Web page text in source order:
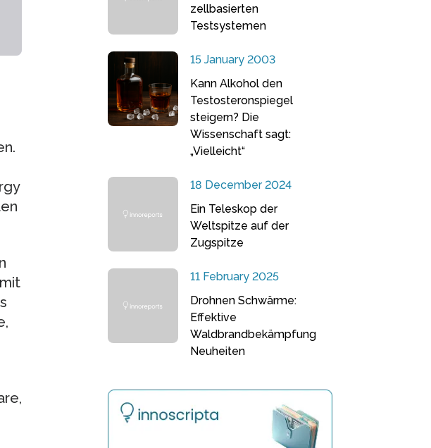
zellbasierten
Testsystemen
15 January 2003
Kann Alkohol den
Testosteronspiegel
steigern? Die
Wissenschaft sagt:
„Vielleicht“
18 December 2024
Ein Teleskop der
Weltspitze auf der
Zugspitze
11 February 2025
Drohnen Schwärme:
Effektive
Waldbrandbekämpfung
Neuheiten